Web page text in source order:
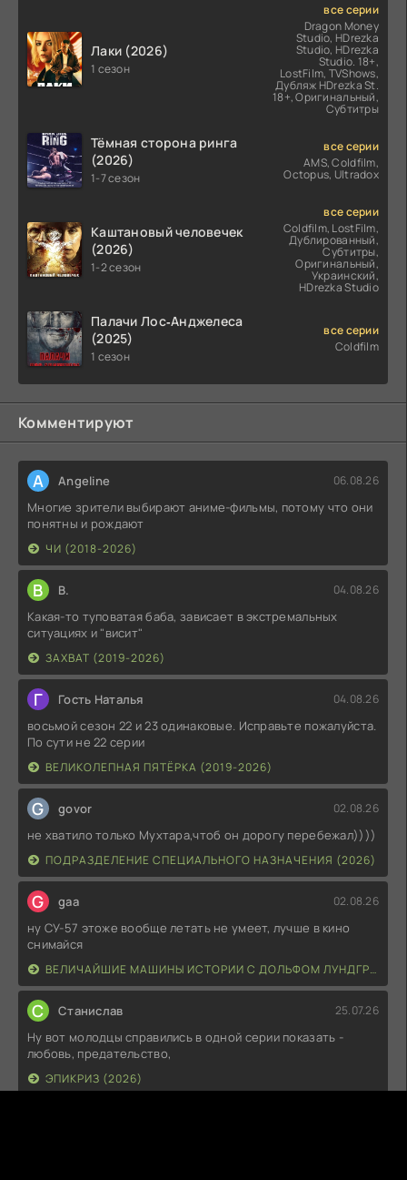
Лаки (2026)
1 сезон
все серии
Dragon Money
Studio, HDrezka
Studio, HDrezka
Studio. 18+,
LostFilm, TVShows,
Дубляж HDrezka St.
18+, Оригинальный,
Субтитры
Тёмная сторона ринга
(2026)
1-7 сезон
все серии
AMS, Coldfilm,
Octopus, Ultradox
Каштановый человечек
(2026)
1-2 сезон
все серии
Coldfilm, LostFilm,
Дублированный,
Субтитры,
Оригинальный,
Украинский,
HDrezka Studio
Палачи Лос‑Анджелеса
(2025)
1 сезон
все серии
Coldfilm
Комментируют
A Angeline 06.08.26
Многие зрители выбирают аниме-фильмы, потому что они
понятны и рождают
ЧИ (2018-2026)
В В. 04.08.26
Какая-то туповатая баба, зависает в экстремальных
ситуациях и "висит"
ЗАХВАТ (2019-2026)
Г Гость Наталья 04.08.26
восьмой сезон 22 и 23 одинаковые. Исправьте пожалуйста.
По сути не 22 серии
ВЕЛИКОЛЕПНАЯ ПЯТЁРКА (2019-2026)
G govor 02.08.26
не хватило только Мухтара,чтоб он дорогу перебежал))))
ПОДРАЗДЕЛЕНИЕ СПЕЦИАЛЬНОГО НАЗНАЧЕНИЯ (2026)
G gaa 02.08.26
ну СУ-57 этоже вообще летать не умеет, лучше в кино
снимайся
ВЕЛИЧАЙШИЕ МАШИНЫ ИСТОРИИ С ДОЛЬФОМ ЛУНДГРЕНОМ (2026)
С Станислав 25.07.26
Ну вот молодцы справились в одной серии показать -
любовь, предательство,
ЭПИКРИЗ (2026)